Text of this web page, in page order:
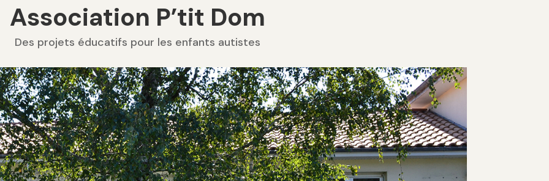
Association P’tit Dom
Des projets éducatifs pour les enfants autistes